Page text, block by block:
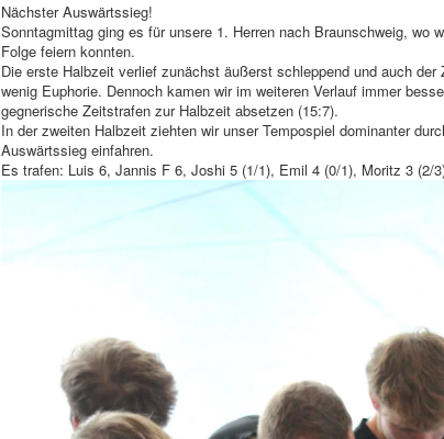
Nächster Auswärtssieg!
Sonntagmittag ging es für unsere 1. Herren nach Braunschweig, wo
Folge feiern konnten.
Die erste Halbzeit verlief zunächst äußerst schleppend und auch
wenig Euphorie. Dennoch kamen wir im weiteren Verlauf immer
gegnerische Zeitstrafen zur Halbzeit absetzen (15:7).
In der zweiten Halbzeit ziehten wir unser Tempospiel dominanter
Auswärtssieg einfahren.
Es trafen: Luis 6, Jannis F 6, Joshi 5 (1/1), Emil 4 (0/1), Moritz 3 (2/